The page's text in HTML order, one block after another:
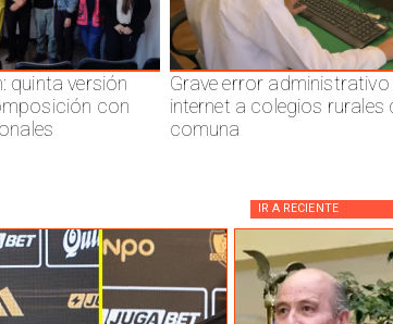
quinta versión
con
Grave error administrativo
internet a colegios rurales
comuna
IR A RECIENTE